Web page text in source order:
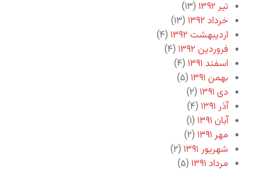
تیر ۱۳۹۲
(۱۳)
خرداد ۱۳۹۲
(۱۳)
اردیبهشت ۱۳۹۲
(۴)
فروردین ۱۳۹۲
(۴)
اسفند ۱۳۹۱
(۴)
بهمن ۱۳۹۱
(۵)
دی ۱۳۹۱
(۲)
آذر ۱۳۹۱
(۴)
آبان ۱۳۹۱
(۱)
مهر ۱۳۹۱
(۲)
شهریور ۱۳۹۱
(۲)
مرداد ۱۳۹۱
(۵)